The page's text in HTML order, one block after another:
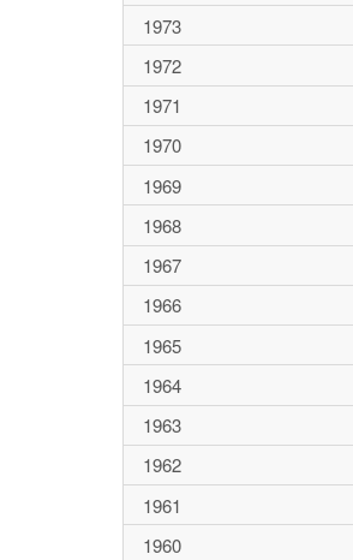
1973
1972
1971
1970
1969
1968
1967
1966
1965
1964
1963
1962
1961
1960